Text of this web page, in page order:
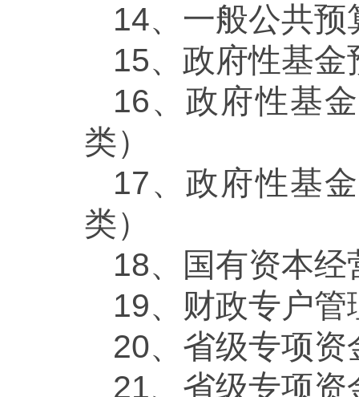
14、一般公共预
15、政府性基金
16、政府性基
类）
17、政府性基
类）
18、国有资本
19、财政专户
20、省级专项资
21、省级专项资